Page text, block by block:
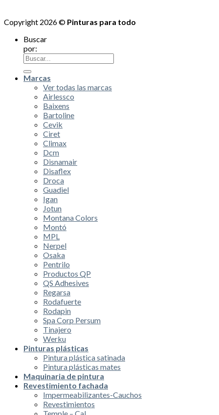
Copyright 2026 © Pinturas para todo
Buscar
por:
Marcas
Ver todas las marcas
Airlessco
Baixens
Bartoline
Cevik
Ciret
Climax
Dcm
Disnamair
Disaflex
Droca
Guadiel
Igan
Jotun
Montana Colors
Montó
MPL
Nerpel
Osaka
Pentrilo
Productos QP
QS Adhesives
Regarsa
Rodafuerte
Rodapin
Spa Corp Persum
Tinajero
Werku
Pinturas plásticas
Pintura plástica satinada
Pintura plásticas mates
Maquinaria de pintura
Revestimiento fachada
Impermeabilizantes-Cauchos
Revestimientos